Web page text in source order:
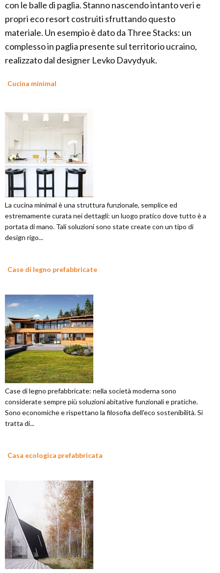
con le balle di paglia. Stanno nascendo intanto veri e
propri eco resort costruiti sfruttando questo
materiale. Un esempio è dato da Three Stacks: un
complesso in paglia presente sul territorio ucraino,
realizzato dal designer Levko Davydyuk.
Cucina minimal
La cucina minimal è una struttura funzionale, semplice ed
estremamente curata nei dettagli: un luogo pratico dove tutto è a
portata di mano. Tali soluzioni sono state create con un tipo di
design rigo...
Case di legno prefabbricate
Case di legno prefabbricate: nella società moderna sono
considerate sempre più soluzioni abitative funzionali e pratiche.
Sono economiche e rispettano la filosofia dell'eco sostenibilità. Si
tratta di...
Casa ecologica prefabbricata